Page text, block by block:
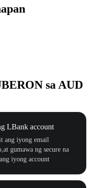
sa AUD
LBank account
ang iyong email
gumawa ng secure na
iyong account